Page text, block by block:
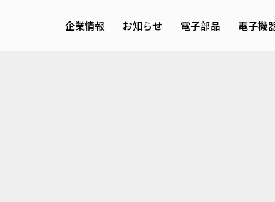
企業情報
お知らせ 電子部品 電子機